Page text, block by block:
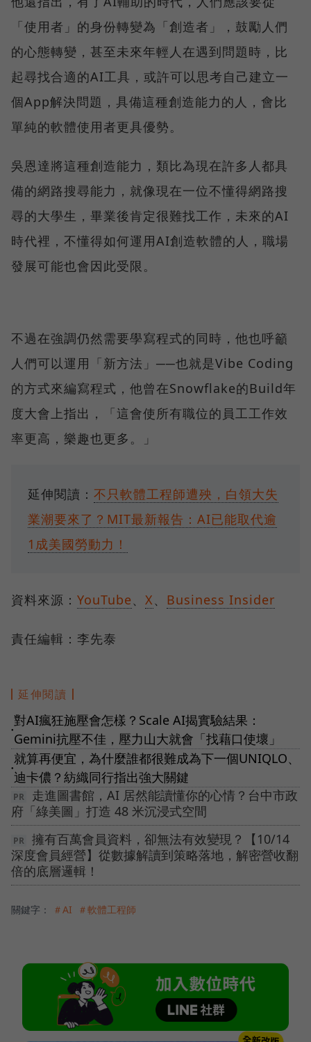
「使用者」的身份轉變為「創造者」，鼓勵人們
的心態轉變，甚至未來年輕人在遇到問題時，比
起尋找合適的AI工具，或許可以思考自己建立一
個App解決問題，具備這種創造能力的人，會比
單純的軟體使用者更具優勢。
吳恩達將這種創造能力，類比為現在許多人都具
備的網路搜尋能力，就像現在一位不懂得網路搜
尋的大學生，畢業後肯定很難找工作，未來的AI
時代裡，不懂得如何運用AI創造軟體的人，職場
發展可能也會因此受限。
不過在強調仍然需要學寫程式的同時，他也呼籲
人們可以運用「新方法」──也就是Vibe Coding
的方式來編寫程式，他曾在Snowflake的Build年
度大會上指出，「這會使所有職位的員工工作效
率更高，樂趣也更多。」
延伸閱讀： 不只軟體工程師遭殃，白領大失
業潮要來了？MIT最新報告：AI已能取代逾
1成美國勞動力！
資料來源： YouTube X Business Insider
責任編輯：李先泰
延伸閱讀
●
對AI瘋狂施壓會怎樣？Scale AI揭實驗結果：
Gemini抗壓不佳，壓力山大就會「找藉口使壞」
●
就算再便宜，為什麼誰都很難成為下一個UNIQLO、
迪卡儂？紡織同行指出強大關鍵
走進圖書館，AI 居然能讀懂你的心情？台中市政
府「綠美圖」打造 48 米沉浸式空間
擁有百萬會員資料，卻無法有效變現？【10/14
深度會員經營】從數據解讀到策略落地，解密營收翻
倍的底層邏輯！
關鍵字： ＃AI ＃軟體工程師